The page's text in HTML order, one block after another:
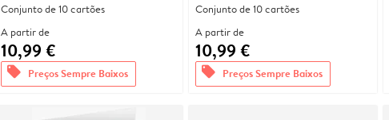
Conjunto de 10 cartões
A partir de
10,99 €
offers Preços Sempre Baixos
Conjunto de 10 cartões
A partir de
10,99 €
offers Preços Sempre Baixos